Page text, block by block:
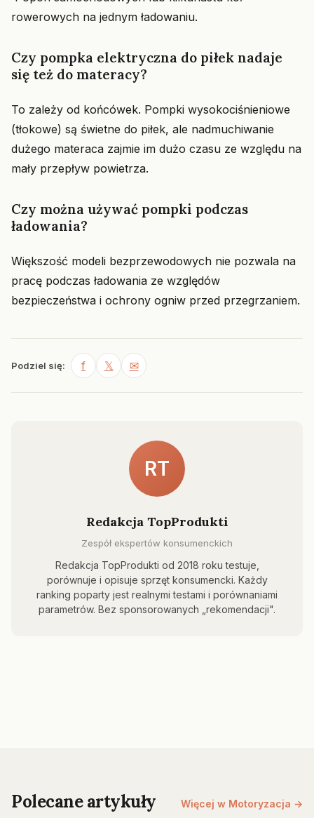
rowerowych na jednym ładowaniu.
Czy pompka elektryczna do piłek nadaje
się też do materacy?
To zależy od końcówek. Pompki wysokociśnieniowe
(tłokowe) są świetne do piłek, ale nadmuchiwanie
dużego materaca zajmie im dużo czasu ze względu na
mały przepływ powietrza.
Czy można używać pompki podczas
ładowania?
Większość modeli bezprzewodowych nie pozwala na
pracę podczas ładowania ze względów
bezpieczeństwa i ochrony ogniw przed przegrzaniem.
Podziel się: f 𝕏 ✉
RT
Redakcja TopProdukti
Zespół ekspertów konsumenckich
Redakcja TopProdukti od 2018 roku testuje,
porównuje i opisuje sprzęt konsumencki. Każdy
ranking poparty jest realnymi testami i porównaniami
parametrów. Bez sponsorowanych „rekomendacji".
Polecane artykuły Więcej w Motoryzacja →